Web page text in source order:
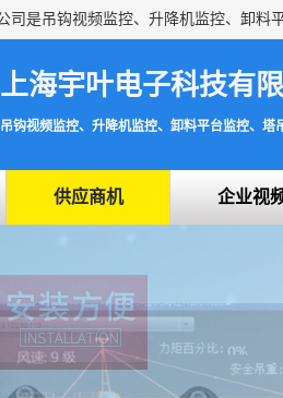
上海宇叶电子科技有
吊钩视频监控、升降机监控、卸料平台监控、塔
供应商机 企业视